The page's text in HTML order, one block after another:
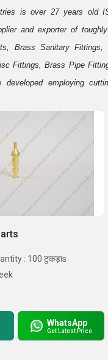
is over 27 years old
and exporter of
Brass Sanitary
Fittings, Brass Pipe
developed employing
international standards.
resistance to wear &
fine finishing. Further, our
clientele speaks
: 100 टुकड़ाs
WhatsApp
Get Latest Price